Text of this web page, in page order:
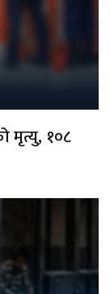
मृत्यु, १०८